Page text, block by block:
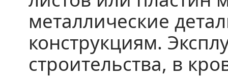
металлические
конструкциям.
строительства, в